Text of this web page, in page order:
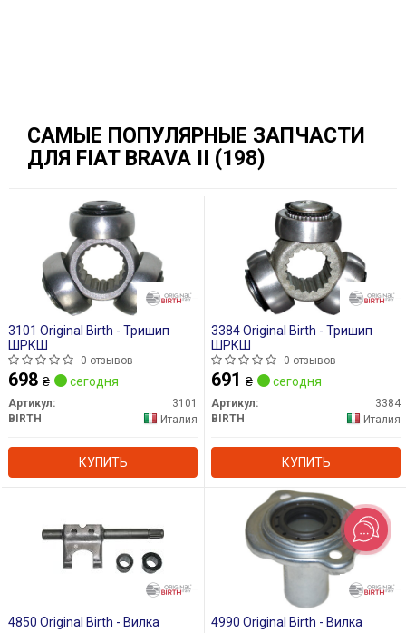
САМЫЕ ПОПУЛЯРНЫЕ ЗАПЧАСТИ
ДЛЯ FIAT BRAVA II (198)
3101 Original Birth - Тришип
ШРКШ
0 отзывов
698 ₴ сегодня
Артикул:
3101
BIRTH
Италия
КУПИТЬ
3384 Original Birth - Тришип
ШРКШ
0 отзывов
691 ₴ сегодня
Артикул:
3384
BIRTH
Италия
КУПИТЬ
4850 Original Birth - Вилка
4990 Original Birth - Вилка